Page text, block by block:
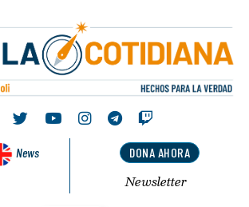
News DONA AHORA
Newsletter